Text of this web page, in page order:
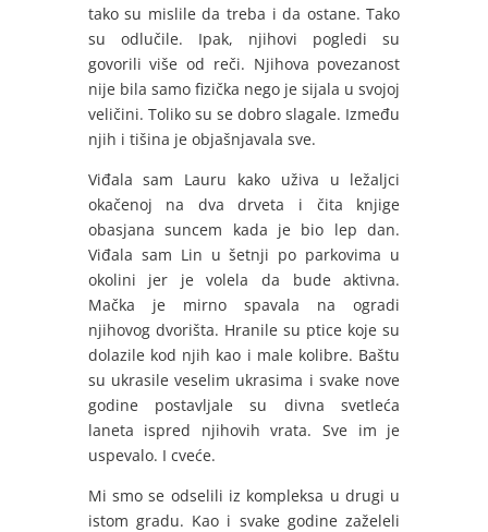
tako su mislile da treba i da ostane. Tako
su odlučile. Ipak, njihovi pogledi su
govorili više od reči. Njihova povezanost
nije bila samo fizička nego je sijala u svojoj
veličini. Toliko su se dobro slagale. Između
njih i tišina je objašnjavala sve.
Viđala sam Lauru kako uživa u ležaljci
okačenoj na dva drveta i čita knjige
obasjana suncem kada je bio lep dan.
Viđala sam Lin u šetnji po parkovima u
okolini jer je volela da bude aktivna.
Mačka je mirno spavala na ogradi
njihovog dvorišta. Hranile su ptice koje su
dolazile kod njih kao i male kolibre. Baštu
su ukrasile veselim ukrasima i svake nove
godine postavljale su divna svetleća
laneta ispred njihovih vrata. Sve im je
uspevalo. I cveće.
Mi smo se odselili iz kompleksa u drugi u
istom gradu. Kao i svake godine zaželeli